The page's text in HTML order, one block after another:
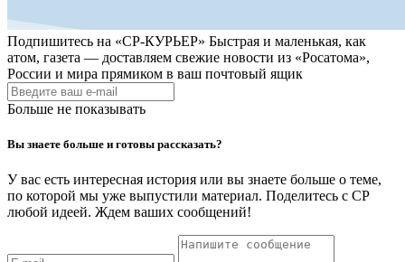
Подпишитесь на «СР-КУРЬЕР» Быстрая и маленькая, как
атом, газета — доставляем свежие новости из «Росатома»,
России и мира прямиком в ваш почтовый ящик
Больше не показывать
Вы знаете больше и готовы рассказать?
У вас есть интересная история или вы знаете больше о теме,
по которой мы уже выпустили материал. Поделитесь с СР
любой идеей. Ждем ваших сообщений!